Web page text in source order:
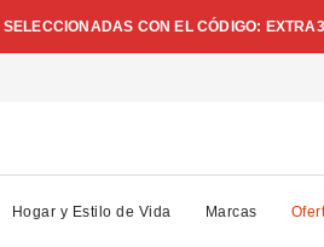
CON EL CÓDIGO:
Hogar y Estilo de Vida Marcas